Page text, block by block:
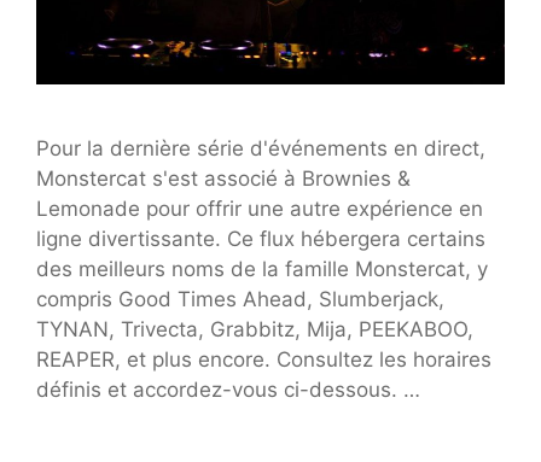
Pour la dernière série d'événements en direct,
Monstercat s'est associé à Brownies &
Lemonade pour offrir une autre expérience en
ligne divertissante. Ce flux hébergera certains
des meilleurs noms de la famille Monstercat, y
compris Good Times Ahead, Slumberjack,
TYNAN, Trivecta, Grabbitz, Mija, PEEKABOO,
REAPER, et plus encore. Consultez les horaires
définis et accordez-vous ci-dessous. …